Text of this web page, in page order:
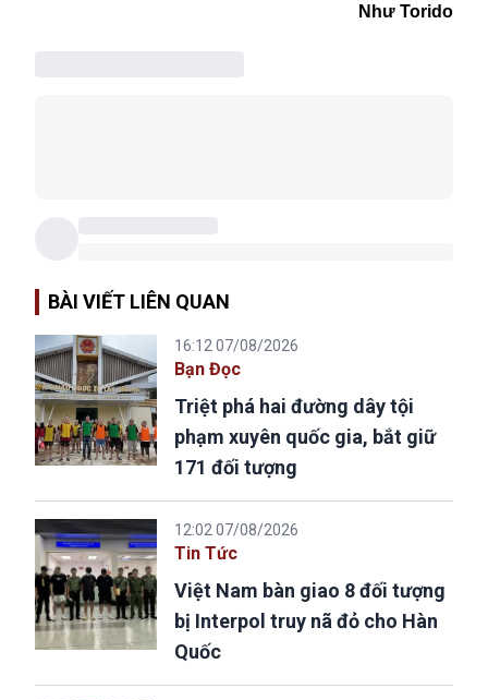
Như Torido
BÀI VIẾT LIÊN QUAN
16:12 07/08/2026
Bạn Đọc
Triệt phá hai đường dây tội
phạm xuyên quốc gia, bắt giữ
171 đối tượng
12:02 07/08/2026
Tin Tức
Việt Nam bàn giao 8 đối tượng
bị Interpol truy nã đỏ cho Hàn
Quốc